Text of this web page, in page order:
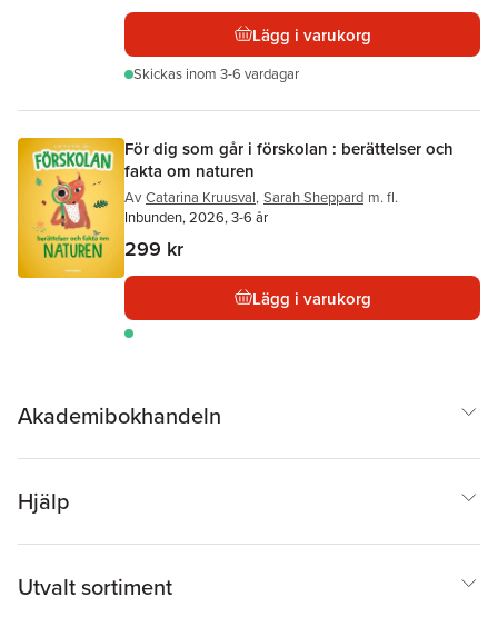
Lägg i varukorg
Skickas inom 3-6 vardagar
För dig som går i förskolan : berättelser och
fakta om naturen
Av Catarina Kruusval, Sarah Sheppard m. fl.
Inbunden, 2026, 3-6 år
299 kr
Lägg i varukorg
Akademibokhandeln
Hjälp
Utvalt sortiment